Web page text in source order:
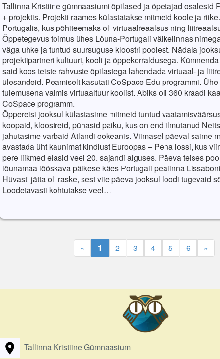
Tallinna Kristiine gümnaasiumi õpilased ja õpetajad osalesid
+ projektis. Projekti raames külastatakse mitmeid koole ja
Portugalis, kus põhiteemaks oli virtuaalreaalsus ning
Õppetegevus toimus ühes Lõuna-Portugali väikelinnas
väga uhke ja tuntud suursuguse kloostri poolest. Nädala
projektipartneri kultuuri, kooli ja õppekorraldusega.
said koos teiste rahvuste õpilastega lahendada virtuaal- ja
ülesandeid. Peamiselt kasutati CoSpace Edu programmi.
tulemusena valmis virtuaaltuur koolist. Abiks oli 360 kraadi
CoSpace programm.
Õppereisi jooksul külastasime mitmeid tuntud
koopaid, kloostreid, pühasid paiku, kus on end ilmutanud
jahutasime varbaid Atlandi ookeanis. Viimasel päeval saime
avastada üht kaunimat kindlust Euroopas – Pena lossi, kus
pere liikmed elasid veel 20. sajandi alguses. Päeva teises
lõunamaa lõõskava päikese käes Portugali pealinna
Hüvasti jätta oli raske, sest viie päeva jooksul loodi tugevaid
Loodetavasti kohtutakse veel…
« 1 2 3 4 5 6 »
Tallinna Kristiine Gümnaasium